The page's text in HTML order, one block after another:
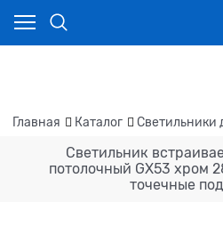
Главная Каталог Светильники
Светильник
потолочный GX53 хром
точечные